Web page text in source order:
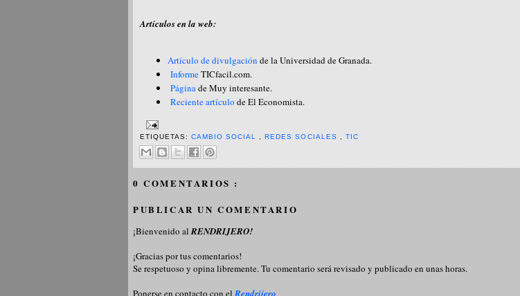
Artículos en la web:
Artículo de divulgación de la Universidad de Granada.
InformeTICfacil.com.
Página de Muy interesante.
Reciente artículo de El Economista.
ETIQUETAS:CAMBIO SOCIAL ,REDES SOCIALES TIC
0 COMENTARIOS :
PUBLICAR UN COMENTARIO
¡Bienvenido alRENDRIJERO!
¡Gracias por tus comentarios!
Se respetuoso y opina libremente. Tu comentario será revisado y publicado en unas horas.
Ponerse en contacto con elRendrijero